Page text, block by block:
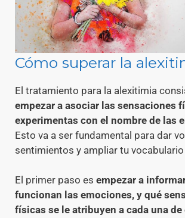
Cómo superar la
El tratamiento para la alexitimia
empezar a asociar las sensaciones
experimentas con el nombre de las
Esto va a ser fundamental para dar
sentimientos y ampliar tu
El primer paso es empezar a
funcionan las emociones, y qué
físicas se le atribuyen a cada una de